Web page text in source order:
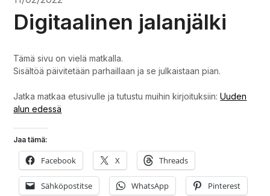
Digitaalinen jalanjälki
Tämä sivu on vielä matkalla.
Sisältöä päivitetään parhaillaan ja se julkaistaan pian.
Jatka matkaa etusivulle ja tutustu muihin kirjoituksiin:Uuden
alun edessä
Jaa tämä:
Facebook X Threads
Sähköpostitse WhatsApp Pinterest